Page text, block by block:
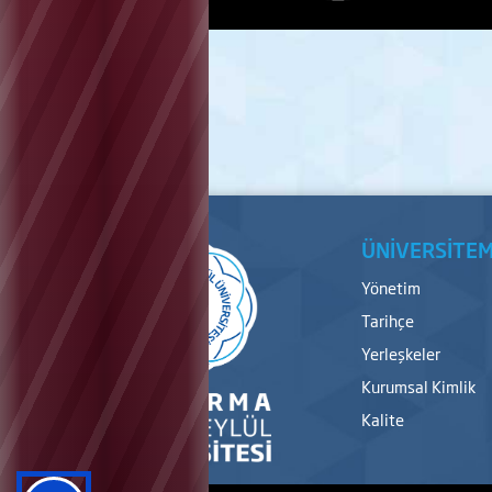
Yönetim
Tarihçe
Yerleşkeler
Kurumsal Kimlik
Kalite